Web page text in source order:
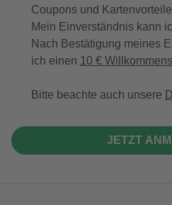
Coupons und
Mein Einverständnis kann
Nach Bestätigung meines
ich einen 10 €
Bitte beachte auch unsere
JETZT